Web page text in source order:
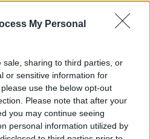
My Personal
sale, sharing to third parties, or
or sensitive information for
use the below opt-out
Please note that after your
you may continue seeing
personal information utilized by